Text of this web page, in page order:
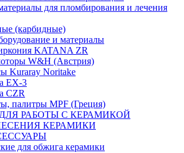
для пломбирования и лечения
(карбидные)
и материалы
KATANA ZR
W&H (Австрия)
Kuraray Noritake
EX-3
CZR
палитры MPF (Греция)
РАБОТЫ С КЕРАМИКОЙ
КЕРАМИКИ
для обжига керамики